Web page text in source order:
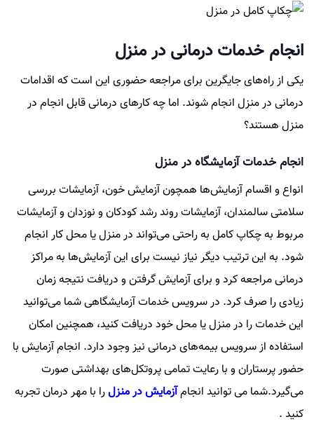
انجام خدمات درمانی در منزل
یکی از راه‌های جایگرین برای مراجعه حضوری این است که اقدامات
درمانی در منزل انجام شوند. اما چه کار‌های درمانی قابل انجام در
منزل هستند؟
انجام خدمات آزمایشگاه در منزل
انواع و اقسام آزمایش‌ها همچون آزمایش خون، آزمایشات بررسی
سلامتی سالمندان، آزمایشات روند رشد کودکان و نوزدان و آزمایشات
مربوط به چکاپ کامل به راحتی می‌تواند در منزل یا محل کار انجام
شود. به این ترتیب دیگر نیاز نیست برای این آزمایش‌ها به مراکز
درمانی مراجعه کرد و برای آزمایش گرفتن و دریافت نتیجه زمان
زیادی را صرف کرد. در سرویس خدمات آزمایشگاهی شما می‌توانید
این خدمات را در منزل یا محل خود دریافت کنید، همچنین امکان
استفاده از سرویس بیمه‌های درمانی نیز وجود دارد. انجام آزمایش با
حضور پرستاران و با رعایت تمامی ‌پروتکل‌های بهداشتی صورت
می‌گیرد.شما می توانید انجامآزمایش در منزلرا با مهر درمان تجربه
کنید .